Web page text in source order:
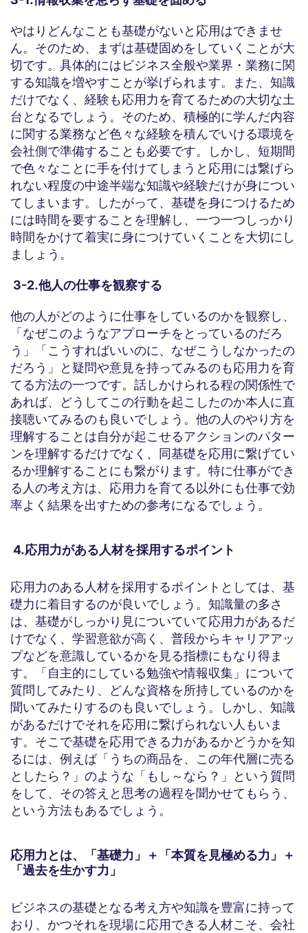
やはりどんなことも基礎がないと応用はできませ
ん。そのため、まずは基礎固めをしていくことが大
切です。具体的にはビジネス全般や業界・業務に関
する知識を増やすことが挙げられます。また、知識
だけでなく、経験も応用力を育てるための大切な土
台となるでしょう。そのため、積極的に学んだ内容
に関する業務など色々な経験を積んでいける環境を
会社側で準備することも必要です。しかし、短期間
で色々なことに手を付けてしまうと応用には繋げら
れない程度の中途半端な知識や経験だけが身につい
てしまいます。したがって、基礎を身につけるため
には時間を要することを理解し、一つ一つしっかり
時間をかけて着実に身につけていくことを大切にし
ましょう。
3-2.他人の仕事を観察する
他の人がどのように仕事をしているのかを観察し、
「なぜこのようなアプローチをとっているのだろ
う」「こうすればいいのに、なぜこうしなかったの
だろう」と疑問や意見を持ってみるのも応用力を育
てる方法の一つです。話しかけられる程の関係性で
あれば、どうしてこの行動を起こしたのか本人に直
接聴いてみるのも良いでしょう。他の人のやり方を
理解することは自分が起こせるアクションのパター
ンを理解するだけでなく、同基礎を応用に繋げてい
るか理解することにも繋がります。特に仕事ができ
る人の考え方は、応用力を育てる以外にも仕事で効
率よく結果を出すための参考になるでしょう。
4.応用力がある人材を採用するポイント
応用力のある人材を採用するポイントとしては、基
礎力に着目するのが良いでしょう。知識量の多さ
は、基礎がしっかり見についていて応用力があるだ
けでなく、学習意欲が高く、普段からキャリアアッ
プなどを意識しているかを見る指標にもなり得ま
す。「自主的にしている勉強や情報収集」について
質問してみたり、どんな資格を所持しているのかを
聞いてみたりするのも良いでしょう。しかし、知識
があるだけでそれを応用に繋げられない人もいま
す。そこで基礎を応用できる力があるかどうかを知
るには、例えば「うちの商品を、この年代層に売る
としたら？」のような「もし～なら？」という質問
をして、その答えと思考の過程を聞かせてもらう、
という方法もあるでしょう。
応用力とは、「基礎力」＋「本質を見極める力」＋
「過去を生かす力」
ビジネスの基礎となる考え方や知識を豊富に持って
おり、かつそれを現場に応用できる人材こそ、会社